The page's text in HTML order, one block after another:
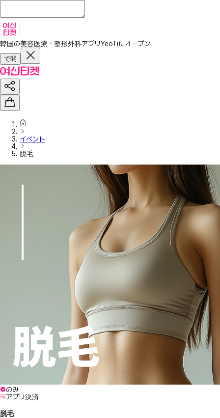
韓国の美容医療・整形外科アプリYeoTiにオープン
で開
イベント
脱毛
のみ
アプリ決済
脱毛